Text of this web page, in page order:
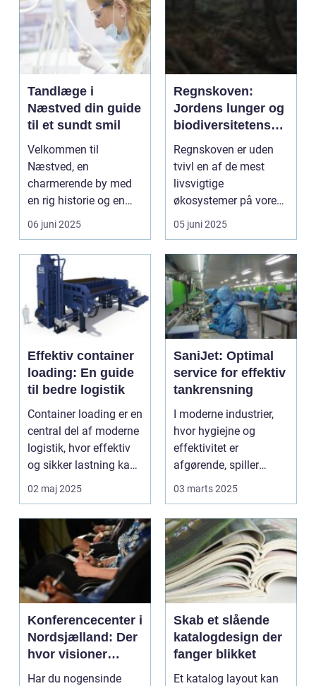
Tandlæge i
Næstved din guide
til et sundt smil
Velkommen til
Næstved, en
charmerende by med
en rig historie og en
levende tilgang til
sundhed...
06 juni 2025
Regnskoven:
Jordens lunger og
biodiversitetens
vugge
Regnskoven er uden
tvivl en af de mest
livsvigtige
økosystemer på vores
planet. Denne f...
05 juni 2025
Effektiv container
loading: En guide
til bedre logistik
Container loading er en
central del af moderne
logistik, hvor effektiv
og sikker lastning kan
g&osla...
02 maj 2025
SaniJet: Optimal
service for effektiv
tankrensning
I moderne industrier,
hvor hygiejne og
effektivitet er
afgørende, spiller
tankrensningsudstyr...
03 marts 2025
Konferencecenter i
Nordsjælland: Der
hvor visioner
mødes
Har du nogensinde
Skab et slående
katalogdesign der
fanger blikket
Et katalog layout kan